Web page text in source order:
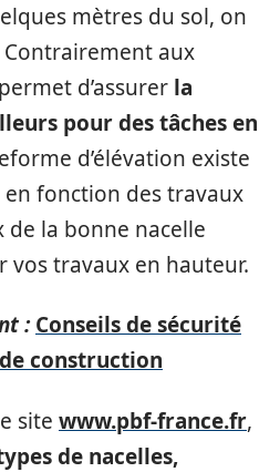
mètres du sol, on
aux
d’assurer la
pour des tâches en
d’élévation existe
fonction des travaux
de la bonne nacelle
vos travaux en hauteur.
: Conseils de sécurité
construction
site www.pbf-france.fr,
de nacelles,